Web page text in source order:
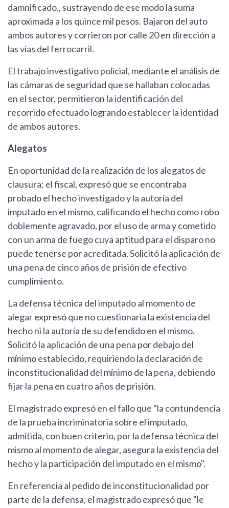
damnificado., sustrayendo de ese modo la suma
aproximada a los quince mil pesos. Bajaron del auto
ambos autores y corrieron por calle 20 en dirección a
las vías del ferrocarril.
El trabajo investigativo policial, mediante el análisis de
las cámaras de seguridad que se hallaban colocadas
en el sector, permitieron la identificación del
recorrido efectuado logrando establecer la identidad
de ambos autores.
Alegatos
En oportunidad de la realización de los alegatos de
clausura; el fiscal, expresó que se encontraba
probado el hecho investigado y la autoría del
imputado en el mismo, calificando el hecho como robo
doblemente agravado, por el uso de arma y cometido
con un arma de fuego cuya aptitud para el disparo no
puede tenerse por acreditada. Solicitó la aplicación de
una pena de cinco años de prisión de efectivo
cumplimiento.
La defensa técnica del imputado al momento de
alegar expresó que no cuestionaría la existencia del
hecho ni la autoría de su defendido en el mismo.
Solicitó la aplicación de una pena por debajo del
mínimo establecido, requiriendo la declaración de
inconstitucionalidad del mínimo de la pena, debiendo
fijar la pena en cuatro años de prisión.
El magistrado expresó en el fallo que "la contundencia
de la prueba incriminatoria sobre el imputado,
admitida, con buen criterio, por la defensa técnica del
mismo al momento de alegar, asegura la existencia del
hecho y la participación del imputado en el mismo".
En referencia al pedido de inconstitucionalidad por
parte de la defensa, el magistrado expresó que "le